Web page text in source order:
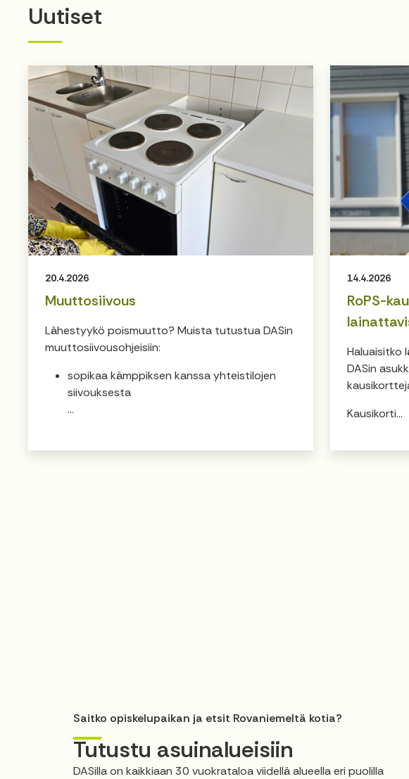
Uutiset
20.4.2026
Muuttosiivous
Lähestyykö poismuutto? Muista tutustua DASin
muuttosiivousohjeisiin:
sopikaa kämppiksen kanssa yhteistilojen
siivouksesta
...
14.4.2026
RoPS-
Haluaisitko
DASin
Kausikorti...
Saitko opiskelupaikan ja etsit Rovaniemeltä kotia?
Tutustu asuinalueisiin
DASilla on kaikkiaan 30 vuokrataloa viidellä alueella eri puolilla